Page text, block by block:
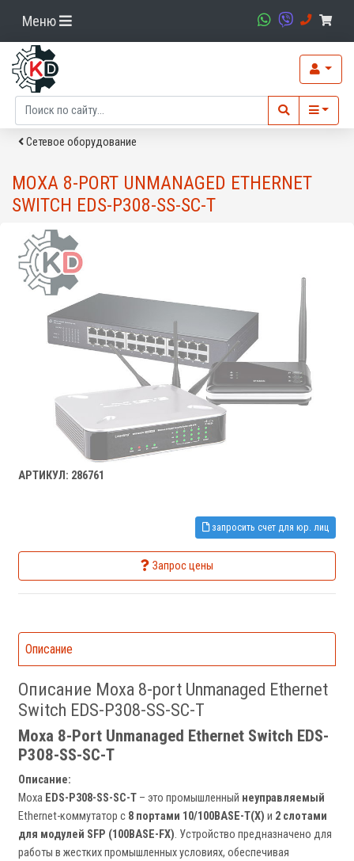
Меню
Сетевое оборудование
MOXA 8-PORT UNMANAGED ETHERNET
SWITCH EDS-P308-SS-SC-T
АРТИКУЛ: 286761
запросить счет для юр. лиц
Запрос цены
Описание
Описание Moxa 8-port Unmanaged Ethernet
Switch EDS-P308-SS-SC-T
Moxa 8-Port Unmanaged Ethernet Switch EDS-
P308-SS-SC-T
Описание:
Moxa EDS-P308-SS-SC-T – это промышленный неуправляемый
Ethernet-коммутатор с 8 портами 10/100BASE-T(X) и 2 слотами
для модулей SFP (100BASE-FX). Устройство предназначено для
работы в жестких промышленных условиях, обеспечивая